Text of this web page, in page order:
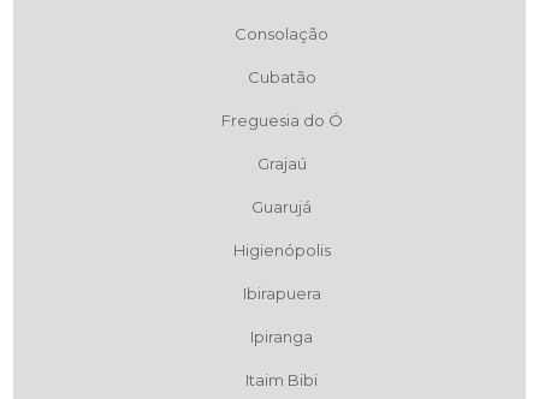
Consolação
Cubatão
Freguesia do Ó
Grajaú
Guarujá
Higienópolis
Ibirapuera
Ipiranga
Itaim Bibi